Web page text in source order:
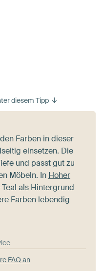
diesem Tipp
Farben in dieser
einsetzen. Die
und passt gut zu
Möbeln. In Hoher
als Hintergrund
Farben lebendig
FAQ an